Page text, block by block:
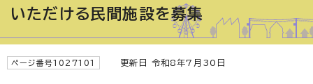
いただける民間施設を募集
ページ番号1027101 更新日 令和8年7月30日